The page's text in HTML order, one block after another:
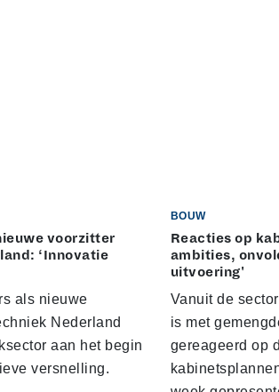
voorzitter
‘Innovatie
als nieuwe
Nederland
aan het begin
versnelling.
BOUW
Reacties op
ambities,
uitvoering'
Vanuit de
is met
gereageerd op